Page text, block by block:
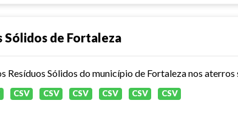
Sólidos de Fortaleza
Resíduos Sólidos do município de Fortaleza nos
CSV CSV CSV CSV CSV CSV